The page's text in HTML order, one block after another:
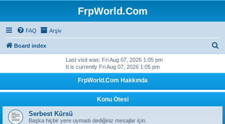
FrpWorld.Com
FAQ Arşiv
Board index
c
h
Last visit was: Fri Aug 07, 2026 1:05 pm
It is currently Fri Aug 07, 2026 1:05 pm
FrpWorld.Com Hakkında
Konu Ötesi
Serbest Kürsü
Başka hiçbir yere uymadı dediğiniz mesajlar için.